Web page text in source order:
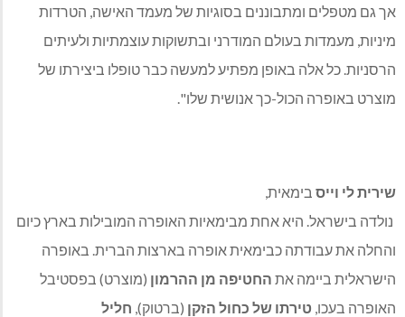
אך גם מטפלים ומתבוננים בסוגיות של מעמד האישה, הטרדות
מיניות, מעמדות בעולם המודרני ובתשוקות עוצמתיות ולעיתים
הרסניות. כל אלה באופן מפתיע למעשה כבר טופלו ביצירתו של
מוצרט באופרה הכול-כך אנושית שלו".
שירית לי וייס בימאית,
נולדה בישראל. היא אחת מבימאיות האופרה המובילות בארץ כיום
והחלה את עבודתה כבימאית אופרה בארצות הברית. באופרה
הישראלית ביימה את החטיפה מן ההרמון (מוצרט) בפסטיבל
האופרה בעכו, טירתו של כחול הזקן (ברטוק), חליל